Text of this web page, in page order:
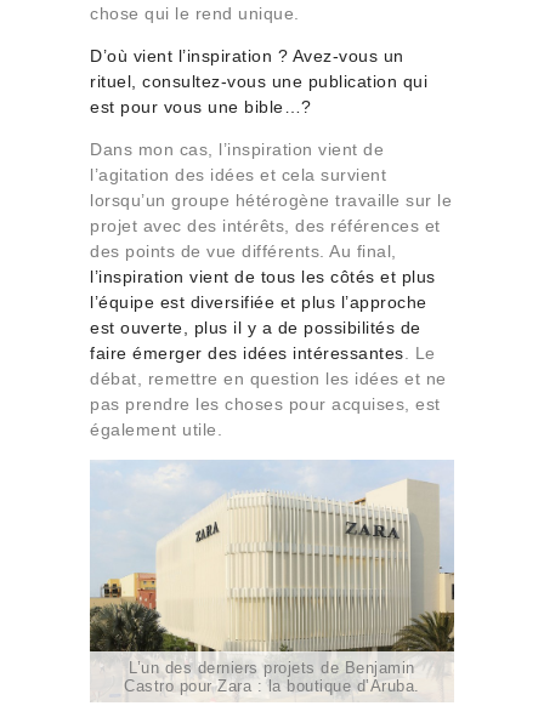
chose qui le rend unique.
D’où vient l’inspiration ? Avez-vous un
rituel, consultez-vous une publication qui
est pour vous une bible…?
Dans mon cas, l’inspiration vient de
l’agitation des idées et cela survient
lorsqu’un groupe hétérogène travaille sur le
projet avec des intérêts, des références et
des points de vue différents. Au final,
l’inspiration vient de tous les côtés et plus
l’équipe est diversifiée et plus l’approche
est ouverte, plus il y a de possibilités de
faire émerger des idées intéressantes. Le
débat, remettre en question les idées et ne
pas prendre les choses pour acquises, est
également utile.
L’un des derniers projets de Benjamin
Castro pour Zara : la boutique d’Aruba.